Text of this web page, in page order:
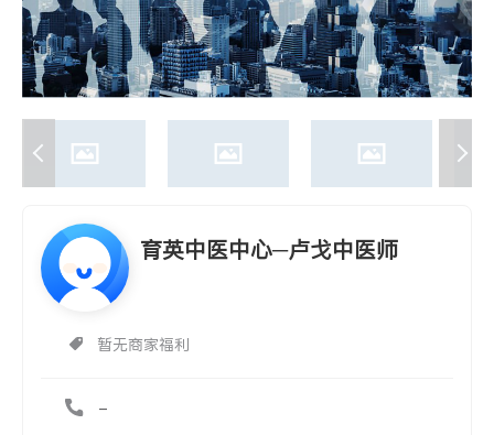
育英中医中心─卢戈中医师
暂无商家福利
-